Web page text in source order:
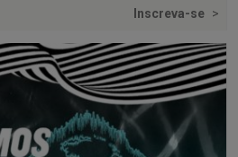
Inscreva-se >